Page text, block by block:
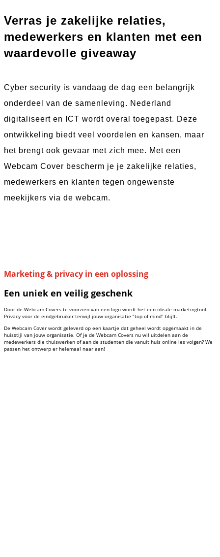
Verras je zakelijke relaties,
medewerkers en klanten met een
waardevolle giveaway
Cyber security is vandaag de dag een belangrijk
onderdeel van de samenleving. Nederland
digitaliseert en ICT wordt overal toegepast. Deze
ontwikkeling biedt veel voordelen en kansen, maar
het brengt ook gevaar met zich mee. Met een
Webcam Cover bescherm je je zakelijke relaties,
medewerkers en klanten tegen ongewenste
meekijkers via de webcam.
Marketing & privacy in een oplossing
Een uniek en veilig geschenk
Door de Webcam Covers te voorzien van een logo wordt het een ideale marketingtool.
Privacy voor de eindgebruiker terwijl jouw organisatie “top of mind” blijft.
De Webcam Cover wordt geleverd op een kaartje dat geheel wordt opgemaakt in de
huisstijl van jouw organisatie. Of je de Webcam Covers nu wil uitdelen aan de
medewerkers die thuiswerken of aan de studenten die vanuit huis online les volgen? We
passen het ontwerp er helemaal naar aan!